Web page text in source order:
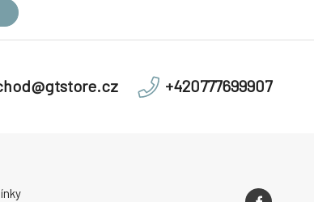
+420777699907